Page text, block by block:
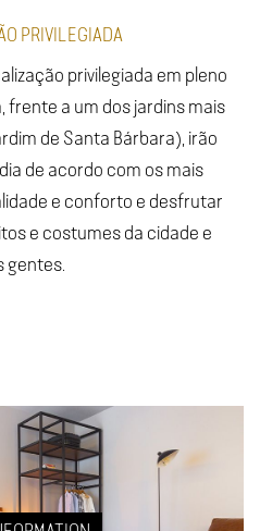
PRIVILEGIADA
privilegiada em pleno
frente a um dos jardins mais
de Santa Bárbara), irão
de acordo com os mais
e conforto e desfrutar
e costumes da cidade e
gentes.